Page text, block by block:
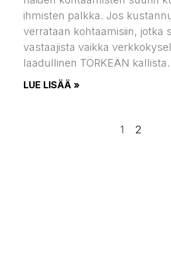
ihmisten palkka. Jos
verrataan kohtaamisiin, jotka
vastaajista vaikka
laadullinen TÖRKEÄN
LUE LISÄÄ »
1 2